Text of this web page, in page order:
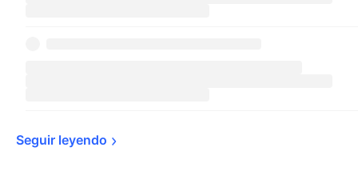
Seguir leyendo